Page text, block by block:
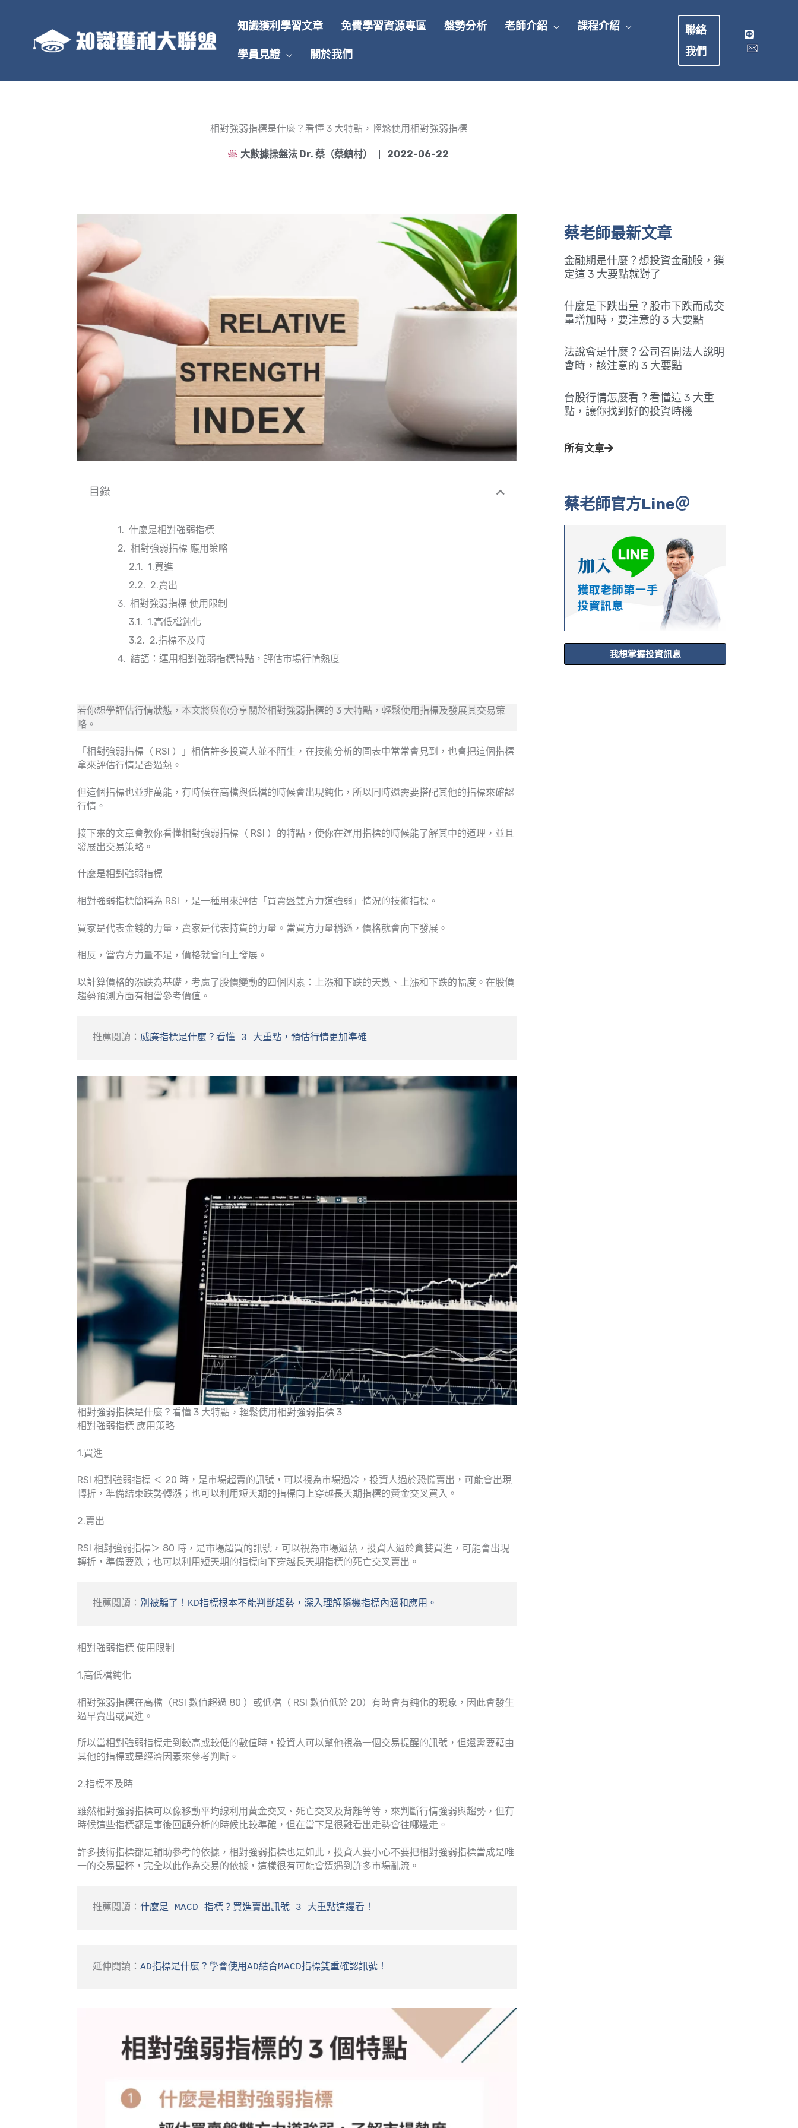
知識獲利學習文章 免費學習資源專區 盤勢分析 老師介紹 課程介紹
學員見證 關於我們
聯絡
我們
相對強弱指標是什麼？看懂 3 大特點，輕鬆使用相對強弱指標
大數據操盤法 Dr. 蔡（蔡鎮村） 2022-06-22
目錄
什麼是相對強弱指標
相對強弱指標 應用策略
1.買進
2.賣出
相對強弱指標 使用限制
1.高低檔鈍化
2.指標不及時
結語：運用相對強弱指標特點，評估市場行情熱度
若你想學評估行情狀態，本文將與你分享關於相對強弱指標的 3 大特點，輕鬆使用指標及發展其交易策
略。
「相對強弱指標（ RSI ）」相信許多投資人並不陌生，在技術分析的圖表中常常會見到，也會把這個指標
拿來評估行情是否過熱。
但這個指標也並非萬能，有時候在高檔與低檔的時候會出現鈍化，所以同時還需要搭配其他的指標來確認
行情。
接下來的文章會教你看懂相對強弱指標（ RSI ）的特點，使你在運用指標的時候能了解其中的道理，並且
發展出交易策略。
什麼是相對強弱指標
相對強弱指標簡稱為 RSI ，是一種用來評估「買賣盤雙方力道強弱」情況的技術指標。
買家是代表金錢的力量，賣家是代表持貨的力量。當買方力量稍遜，價格就會向下發展。
相反，當賣方力量不足，價格就會向上發展。
以計算價格的漲跌為基礎，考慮了股價變動的四個因素：上漲和下跌的天數、上漲和下跌的幅度。在股價
趨勢預測方面有相當參考價值。
推薦閱讀： 威廉指標是什麼？看懂 3 大重點，預估行情更加準確
相對強弱指標是什麼？看懂 3 大特點，輕鬆使用相對強弱指標 3
相對強弱指標 應用策略
1.買進
RSI 相對強弱指標 ＜ 20 時，是市場超賣的訊號，可以視為市場過冷，投資人過於恐慌賣出，可能會出現
轉折，準備結束跌勢轉漲；也可以利用短天期的指標向上穿越長天期指標的黃金交叉買入。
2.賣出
RSI 相對強弱指標＞ 80 時，是市場超買的訊號，可以視為市場過熱，投資人過於貪婪買進，可能會出現
轉折，準備要跌；也可以利用短天期的指標向下穿越長天期指標的死亡交叉賣出。
推薦閱讀： 別被騙了！KD指標根本不能判斷趨勢，深入理解隨機指標內涵和應用。
相對強弱指標 使用限制
1.高低檔鈍化
相對強弱指標在高檔（RSI 數值超過 80 ）或低檔（ RSI 數值低於 20）有時會有鈍化的現象，因此會發生
過早賣出或買進。
所以當相對強弱指標走到較高或較低的數值時，投資人可以幫他視為一個交易提醒的訊號，但還需要藉由
其他的指標或是經濟因素來參考判斷。
2.指標不及時
雖然相對強弱指標可以像移動平均線利用黃金交叉、死亡交叉及背離等等，來判斷行情強弱與趨勢，但有
時候這些指標都是事後回顧分析的時候比較準確，但在當下是很難看出走勢會往哪邊走。
許多技術指標都是輔助參考的依據，相對強弱指標也是如此，投資人要小心不要把相對強弱指標當成是唯
一的交易聖杯，完全以此作為交易的依據，這樣很有可能會遭遇到許多市場亂流。
推薦閱讀： 什麼是 MACD 指標？買進賣出訊號 3 大重點這邊看！
延伸閱讀： AD指標是什麼？學會使用AD結合MACD指標雙重確認訊號！
蔡老師最新文章
金融期是什麼？想投資金融股，鎖
定這 3 大要點就對了
什麼是下跌出量？股市下跌而成交
量增加時，要注意的 3 大要點
法說會是什麼？公司召開法人說明
會時，該注意的 3 大要點
台股行情怎麼看？看懂這 3 大重
點，讓你找到好的投資時機
所有文章
蔡老師官方Line＠
我想掌握投資訊息